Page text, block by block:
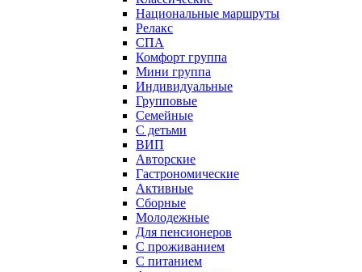
Национальные маршруты
Релакс
СПА
Комфорт группа
Мини группа
Индивидуальные
Групповые
Семейные
С детьми
ВИП
Авторские
Гастрономические
Активные
Сборные
Молодежные
Для пенсионеров
С проживанием
С питанием